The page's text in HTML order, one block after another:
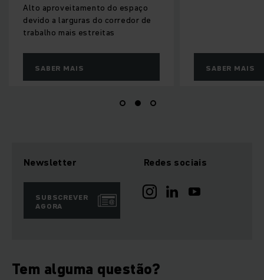
Alto aproveitamento do espaço
devido a larguras do corredor de
trabalho mais estreitas
SABER MAIS SABER MAIS
Newsletter
SUBSCREVER
AGORA
Redes sociais
Tem alguma questão?